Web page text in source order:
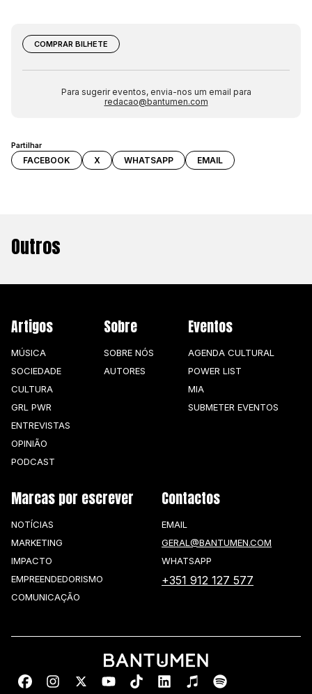
Partilhar
FACEBOOK X WHATSAPP EMAIL
COMPRAR BILHETE
Para sugerir eventos, envia-nos um email para
redacao@bantumen.com
Outros
Artigos
MÚSICA
SOCIEDADE
CULTURA
GRL PWR
ENTREVISTAS
OPINIÃO
PODCAST
Sobre
SOBRE NÓS
AUTORES
Eventos
AGENDA CULTURAL
POWER LIST
MIA
SUBMETER EVENTOS
Marcas por escrever
NOTÍCIAS
MARKETING
IMPACTO
EMPREENDEDORISMO
COMUNICAÇÃO
Contactos
EMAIL
GERAL@BANTUMEN.COM
WHATSAPP
+351 912 127 577